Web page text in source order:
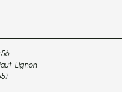
Lignon
)